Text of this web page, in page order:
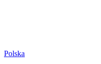
Polska